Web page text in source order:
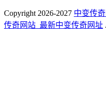
Copyright 2026-2027 中变传
传奇网站_最新中变传奇网址